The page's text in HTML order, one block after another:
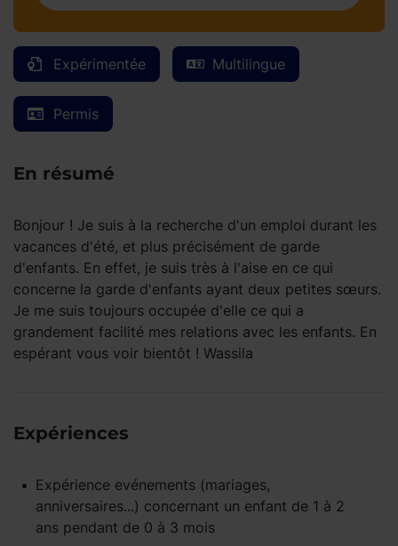
Expérimentée Multilingue
Permis
En résumé
Bonjour ! Je suis à la recherche d'un emploi durant les
vacances d'été, et plus précisément de garde
d'enfants. En effet, je suis très à l'aise en ce qui
concerne la garde d'enfants ayant deux petites sœurs.
Je me suis toujours occupée d'elle ce qui a
grandement facilité mes relations avec les enfants. En
espérant vous voir bientôt ! Wassila
Expériences
Expérience evénements (mariages,
anniversaires...) concernant un enfant de 1 à 2
ans pendant de 0 à 3 mois